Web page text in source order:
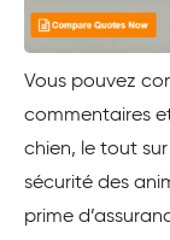
Vous pouvez
commentaires
chien, le tout
sécurité des
prime